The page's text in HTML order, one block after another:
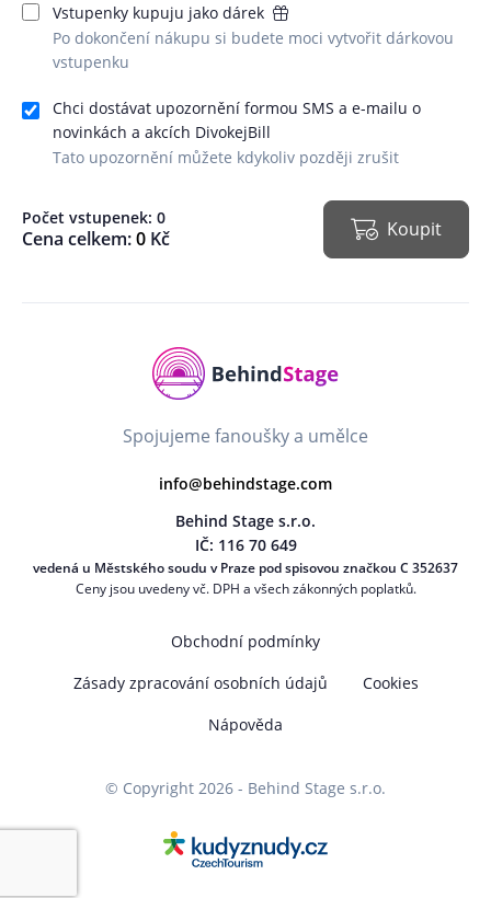
Vstupenky kupuju jako dárek
Po dokončení nákupu si budete moci vytvořit dárkovou
vstupenku
Chci dostávat upozornění formou SMS a e-mailu o
novinkách a akcích DivokejBill
Tato upozornění můžete kdykoliv později zrušit
Počet vstupenek: 0
Cena celkem:0 Kč Koupit
Spojujeme fanoušky a umělce
info@behindstage.com
Behind Stage s.r.o.
IČ: 116 70 649
vedená u Městského soudu v Praze pod spisovou značkou C 352637
Ceny jsou uvedeny vč. DPH a všech zákonných poplatků.
Obchodní podmínky
Zásady zpracování osobních údajů
Cookies
Nápověda
© Copyright 2026 - Behind Stage s.r.o.